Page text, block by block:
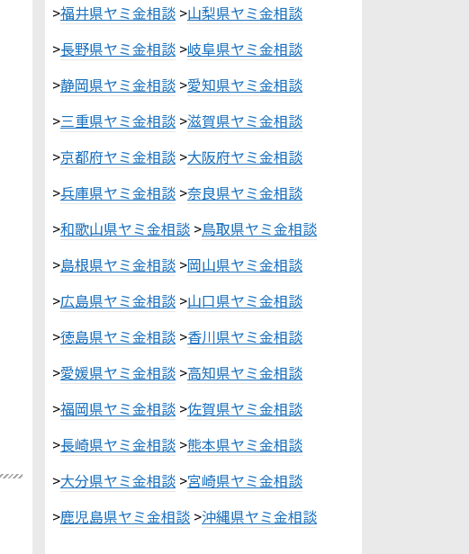
>福井県ヤミ金相談 >山梨県ヤミ金相談
>長野県ヤミ金相談 >岐阜県ヤミ金相談
>静岡県ヤミ金相談 >愛知県ヤミ金相談
>三重県ヤミ金相談 >滋賀県ヤミ金相談
>京都府ヤミ金相談 >大阪府ヤミ金相談
>兵庫県ヤミ金相談 >奈良県ヤミ金相談
>和歌山県ヤミ金相談 >鳥取県ヤミ金相談
>島根県ヤミ金相談 >岡山県ヤミ金相談
>広島県ヤミ金相談 >山口県ヤミ金相談
>徳島県ヤミ金相談 >香川県ヤミ金相談
>愛媛県ヤミ金相談 >高知県ヤミ金相談
>福岡県ヤミ金相談 >佐賀県ヤミ金相談
>長崎県ヤミ金相談 >熊本県ヤミ金相談
>大分県ヤミ金相談 >宮崎県ヤミ金相談
>鹿児島県ヤミ金相談 >沖縄県ヤミ金相談